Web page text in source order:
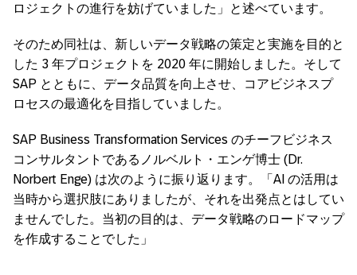
ロジェクトの進行を妨げていました」と述べています。
そのため同社は、新しいデータ戦略の策定と実施を目的と
した 3 年プロジェクトを 2020 年に開始しました。そして
SAP とともに、データ品質を向上させ、コアビジネスプ
ロセスの最適化を目指していました。
SAP Business Transformation Services のチーフビジネス
コンサルタントであるノルベルト・エンゲ博士 (Dr.
Norbert Enge) は次のように振り返ります。「AI の活用は
当時から選択肢にありましたが、それを出発点とはしてい
ませんでした。当初の目的は、データ戦略のロードマップ
を作成することでした」